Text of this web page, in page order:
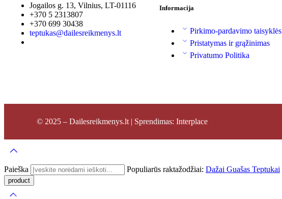
Jogailos g. 13, Vilnius, LT-01116
+370 5 2313807
+370 699 30438
teptukas@dailesreikmenys.lt
Informacija
Pirkimo-pardavimo taisyklės
Pristatymas ir grąžinimas
Privatumo Politika
© 2025 – Dailesreikmenys.lt | Sprendimas: Interplace
Paieška Populiarūs raktažodžiai: Dažai Guašas Teptukai